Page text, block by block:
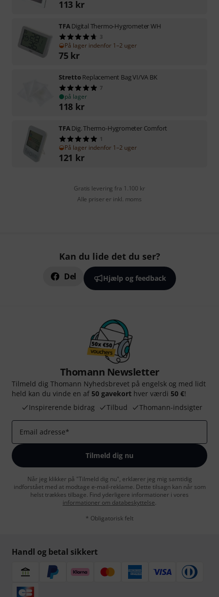
113 kr
TFADigital Thermo-Hygrometer WH
3
På lager indenfor 1–2 uger
75 kr
StrettoReplacement Bag VI/VA BK
7
på lager
118 kr
TFADig. Thermo-Hygrometer Comfort
1
På lager indenfor 1–2 uger
121 kr
Gratis levering fra 1.100 kr
Alle priser er inkl. moms
Kan du lide det du ser?
Del Hjælp og feedback
Thomann Newsletter
Tilmeld dig Thomann Nyhedsbrevet på engelsk og med lidt
held kan du vinde en af 50 gavekort hver værdi 50 €!
Inspirerende bidrag
Tilbud Thomann-indsigter
Email adresse*
Tilmeld dig nu
Når jeg klikker på "Tilmeld dig nu", erklærer jeg mig samtidig
indforstået med at modtage e-mail-reklame. Dette tilsagn kan når som
helst trækkes tilbage. Find yderligere informationer i vores
informationer om databeskyttelse.
* Obligatorisk felt
Handl og betal sikkert